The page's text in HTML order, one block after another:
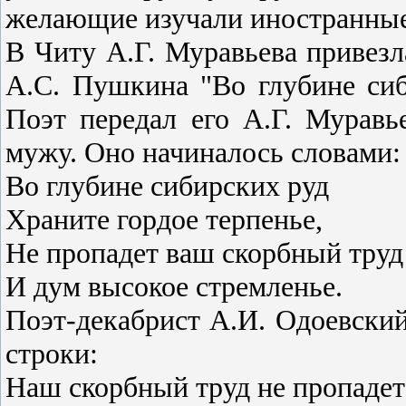
желающие изучали
В Читу А.Г. Муравьева
А.С. Пушкина "Во глубине
Поэт передал его А.Г.
мужу. Оно начиналось словами:
Во глубине сибирских руд
Храните гордое терпенье,
Не пропадет ваш скорбный труд
И дум высокое стремленье.
Поэт-декабрист А.И.
строки:
Наш скорбный труд не